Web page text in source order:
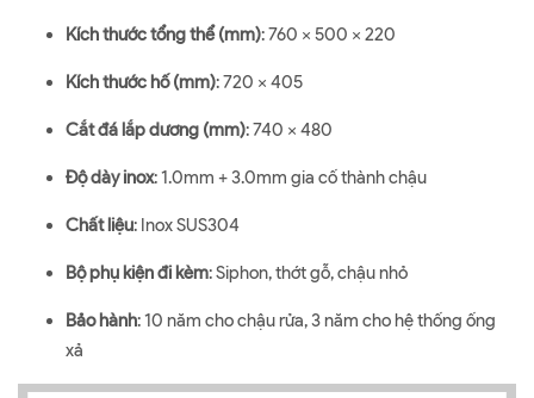
Kích thước tổng thể (mm): 760 x 500 x 220
Kích thước hố (mm): 720 x 405
Cắt đá lắp dương (mm): 740 x 480
Độ dày inox: 1.0mm + 3.0mm gia cố thành chậu
Chất liệu: Inox SUS304
Bộ phụ kiện đi kèm: Siphon, thớt gỗ, chậu nhỏ
Bảo hành: 10 năm cho chậu rửa, 3 năm cho hệ thống ống
xả